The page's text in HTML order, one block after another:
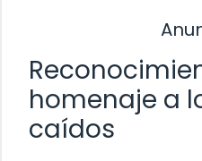
homenaje a
caídos